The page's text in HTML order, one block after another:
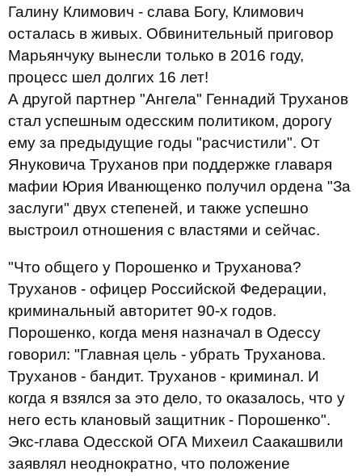
Галину Климович - слава Богу, Климович
осталась в живых. Обвинительный приговор
Марьянчуку вынесли только в 2016 году,
процесс шел долгих 16 лет!
А другой партнер "Ангела" Геннадий Труханов
стал успешным одесским политиком, дорогу
ему за предыдущие годы "расчистили". От
Януковича Труханов при поддержке главаря
мафии Юрия Иванющенко получил ордена "За
заслуги" двух степеней, и также успешно
выстроил отношения с властями и сейчас.
"Что общего у Порошенко и Труханова?
Труханов - офицер Российской Федерации,
криминальный авторитет 90-х годов.
Порошенко, когда меня назначал в Одессу
говорил: "Главная цель - убрать Труханова.
Труханов - бандит. Труханов - криминал. И
когда я взялся за это дело, то оказалось, что у
него есть клановый защитник - Порошенко".
Экс-глава Одесской ОГА Михеил Саакашвили
заявлял неоднократно, что положение